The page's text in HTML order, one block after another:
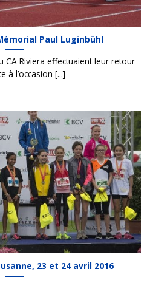
Paul Luginbühl
CA Riviera effectuaient leur retour
à l’occasion [...]
23 et 24 avril 2016